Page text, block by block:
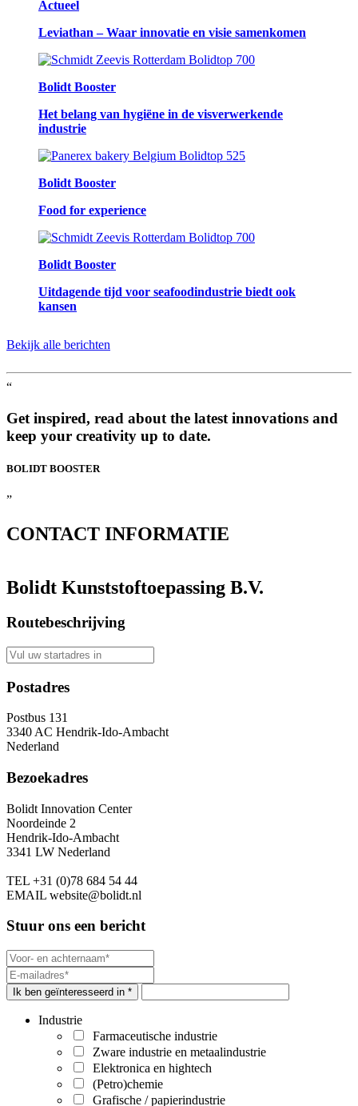
Actueel
Leviathan – Waar innovatie en visie samenkomen
Bolidt Booster
Het belang van hygiëne in de visverwerkende
industrie
Bolidt Booster
Food for experience
Bolidt Booster
Uitdagende tijd voor seafoodindustrie biedt ook
kansen
Bekijk alle berichten
“
Get inspired, read about the latest innovations and
keep your creativity up to date.
BOLIDT BOOSTER
”
CONTACT INFORMATIE
Bolidt Kunststoftoepassing B.V.
Routebeschrijving
Postadres
Postbus 131
3340 AC Hendrik-Ido-Ambacht
Nederland
Bezoekadres
Bolidt Innovation Center
Noordeinde 2
Hendrik-Ido-Ambacht
3341 LW Nederland
TEL +31 (0)78 684 54 44
EMAIL website@bolidt.nl
Stuur ons een bericht
Ik ben geïnteresseerd in *
Industrie
Farmaceutische industrie
Zware industrie en metaalindustrie
Elektronica en hightech
(Petro)chemie
Grafische / papierindustrie